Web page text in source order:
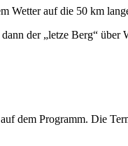
Wetter auf die 50 km
der „letze Berg“ über
dem Programm. Die